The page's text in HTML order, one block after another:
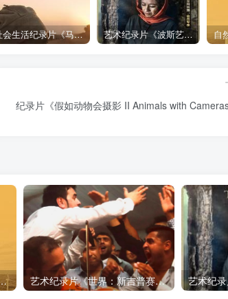
社会生活纪录片《马加拉 Makala》下载 艺术纪录片《波斯艺术 Art of Persia》下载
纪录片《假如动物会摄影 II Animals with
Hope – Inside the Pro-Nuclear Movement》下载 艺术纪录片《世界：新吉普赛之王 This World: The New Gypsy Kings》下载